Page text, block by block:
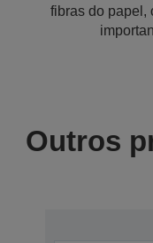
fibras do papel,
Outros